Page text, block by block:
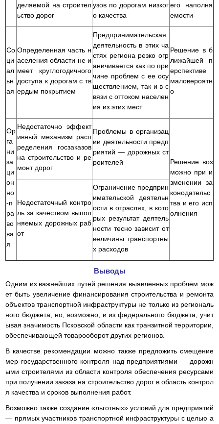
деляемой на строител
ьство дорог
узов по дорогам низког
о качества
его наполня
емости
Со
ци
ал
ьн
ая
Определенная часть н
аселения области не и
меет круглогодичного
доступа к дорогам с тв
ердым покрытием
Предпринимательская
деятельность в этих ча
стях региона резко огр
аничивается как по при
чине проблем с ее осу
ществлением, так и в с
вязи с оттоком населен
ия из этих мест
Решение в б
лижайшей п
ерспективе
маловероятн
о
Ор
га
ни
за
ци
он
но
-п
ра
во
ва
я
Недостаточно эффект
ивный механизм расп
ределения госзаказов
на строительство и ре
монт дорог
Проблемы в организац
ии деятельности предп
риятий — дорожных ст
роителей
Решение воз
можно при и
зменении за
конодательс
тва и его исп
олнения
Недостаточный контро
ль за качеством выпол
няемых дорожных раб
от
Ограничение предприн
имательской деятельн
ости в отраслях, в кото
рых результат деятель
ности тесно зависит от
величины транспортны
х расходов
Выводы
Одним из важнейших путей решения выявленных проблем мож
ет быть увеличение финансирования строительства и ремонта
объектов транспортной инфраструктуры не только из региональ
ного бюджета, но, возможно, и из федерального бюджета, учит
ывая значимость Псковской области как транзитной территории,
обеспечивающей товарооборот других регионов.
В качестве рекомендации можно также предложить смещение
мер государственного контроля над предприятиями — дорожн
ыми строителями из области контроля обеспечения ресурсами
при получении заказа на строительство дорог в область контрол
я качества и сроков выполнения работ.
Возможно также создание «льготных» условий для предприятий
— прямых участников транспортной инфраструктуры с целью а